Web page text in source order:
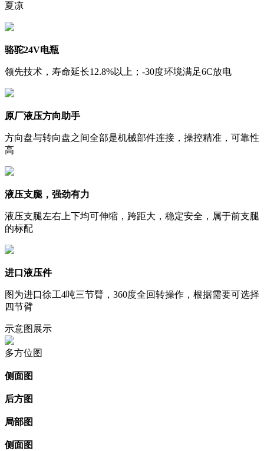
夏凉
骆驼24V电瓶
领先技术，寿命延长12.8%以上；-30度环境满足6C放电
原厂液压方向助手
方向盘与转向盘之间全部是机械部件连接，操控精准，可靠性
高
液压支腿，强劲有力
液压支腿左右上下均可伸缩，跨距大，稳定安全，属于前支腿
的标配
进口液压件
图为进口徐工4吨三节臂，360度全回转操作，根据需要可选择
四节臂
示意图展示
多方位图
侧面图
后方图
局部图
侧面图